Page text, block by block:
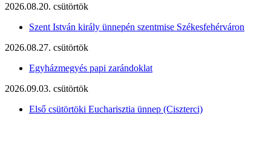
2026.08.20. csütörtök
Szent István király ünnepén szentmise Székesfehérváron
2026.08.27. csütörtök
Egyházmegyés papi zarándoklat
2026.09.03. csütörtök
Első csütörtöki Eucharisztia ünnep (Ciszterci)